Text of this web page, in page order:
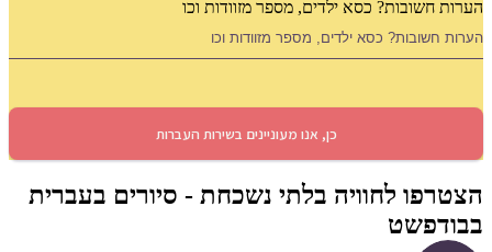
חשובות? כסא ילדים, מספר מזוודות וכו
לחוויה בלתי נשכחת - סיורים בעברית